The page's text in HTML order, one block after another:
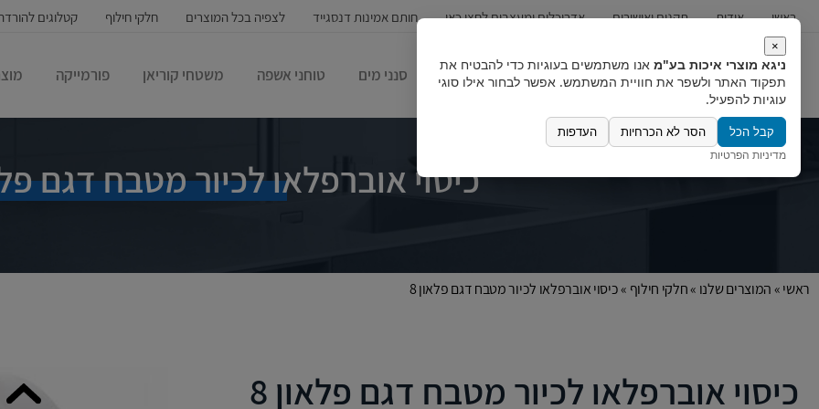
ראשי אודות תקנים ואישורים אדריכלים ומעצבים לחצו כאן חותם אמינות דנסגייד לצפיה בכל המוצרים חלקי חילוף קטלוגים
כיורים ברזים מערכות מים סנני מים טוחני אשפה משטחי קוריאן פורמייקה
כיסוי אוברפלאו לכיור מטבח דגם
ראשי»המוצרים שלנו »חלקי חילוף »כיסוי אוברפלאו לכיור מטבח דגם פלאון 8
כיסוי אוברפלאו לכיור מטבח דגם פלאון 8
×
ניגא מוצרי איכות בע"מ אנו משתמשים בעוגיות כדי להבטיח את
תפקוד האתר ולשפר את חוויית המשתמש. אפשר לבחור אילו סוגי
עוגיות להפעיל.
קבל הכל הסר לא הכרחיות העדפות
מדיניות הפרטיות